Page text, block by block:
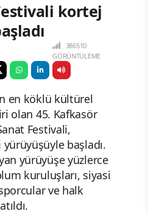
kortej
386510
GÖRÜNTÜLEME
en köklü kültürel
olan 45. Kafkasör
Festivali,
başladı.
yürüyüşe yüzlerce
kuruluşları, siyasi
ve halk